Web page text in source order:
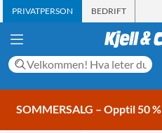
PRIVATPERSON BEDRIFT
SOMMERSALG – Opptil 50 %